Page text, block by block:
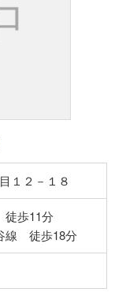
１２－１８
歩11分
線 徒歩18分